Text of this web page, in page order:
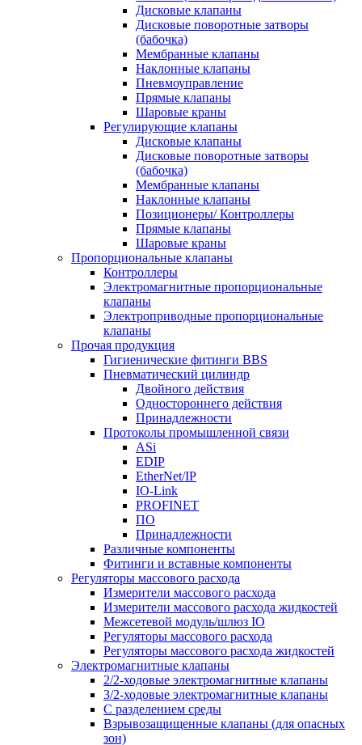
Дисковые клапаны
Дисковые поворотные затворы
(бабочка)
Мембранные клапаны
Наклонные клапаны
Пневмоуправление
Прямые клапаны
Шаровые краны
Регулирующие клапаны
Дисковые клапаны
Дисковые поворотные затворы
(бабочка)
Мембранные клапаны
Наклонные клапаны
Позиционеры/ Контроллеры
Прямые клапаны
Шаровые краны
Пропорциональные клапаны
Контроллеры
Электромагнитные пропорциональные
клапаны
Электроприводные пропорциональные
клапаны
Прочая продукция
Гигиенические фитинги BBS
Пневматический цилиндр
Двойного действия
Одностороннего действия
Принадлежности
Протоколы промышленной связи
ASi
EDIP
EtherNet/IP
IO-Link
PROFINET
ПО
Принадлежности
Различные компоненты
Фитинги и вставные компоненты
Регуляторы массового расхода
Измерители массового расхода
Измерители массового расхода жидкостей
Межсетевой модуль/шлюз IO
Регуляторы массового расхода
Регуляторы массового расхода жидкостей
Электромагнитные клапаны
2/2-ходовые электромагнитные клапаны
3/2-ходовые электромагнитные клапаны
C разделением среды
Взрывозащищенные клапаны (для опасных
зон)